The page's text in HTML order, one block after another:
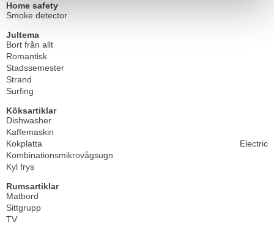
Home safety
Smoke detector
Jultema
Bort från allt
Romantisk
Stadssemester
Strand
Surfing
Köksartiklar
Dishwasher
Kaffemaskin
Kokplatta
Electric
Kombinationsmikrovågsugn
Kyl frys
Rumsartiklar
Matbord
Sittgrupp
TV